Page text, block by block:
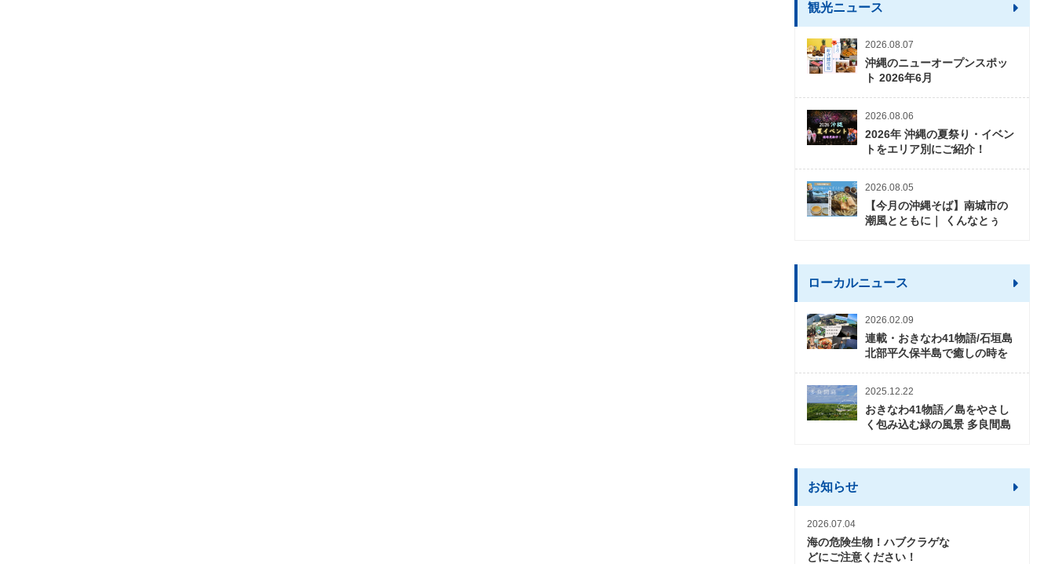
観光ニュース
2026.08.07
沖縄のニューオープンスポッ
ト 2026年6月
2026.08.06
2026年 沖縄の夏祭り・イベン
トをエリア別にご紹介！
2026.08.05
【今月の沖縄そば】南城市の
潮風とともに｜ くんなとぅ
ローカルニュース
2026.02.09
連載・おきなわ41物語/石垣島
北部平久保半島で癒しの時を
2025.12.22
おきなわ41物語／島をやさし
く包み込む緑の風景 多良間島
お知らせ
2026.07.04
海の危険生物！ハブクラゲな
どにご注意ください！